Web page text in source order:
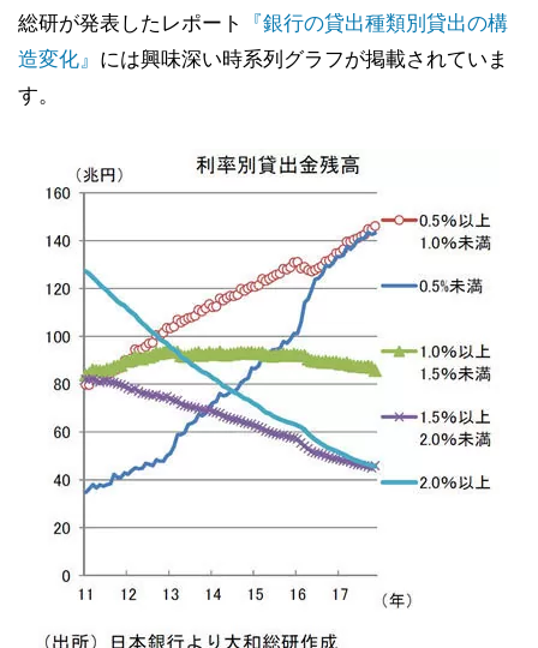
総研が発表したレポート
『銀行の貸出種類別貸出の構
造変化』 には興味深い時系列グラフが掲載されていま
す。